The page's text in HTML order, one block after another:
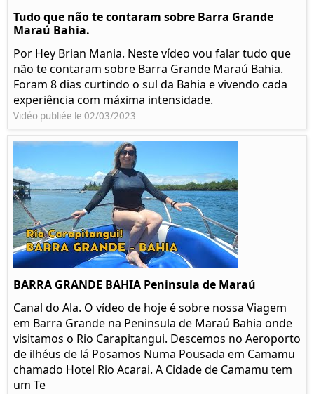
Tudo que não te contaram sobre Barra Grande
Maraú Bahia.
Por Hey Brian Mania. Neste vídeo vou falar tudo que
não te contaram sobre Barra Grande Maraú Bahia.
Foram 8 dias curtindo o sul da Bahia e vivendo cada
experiência com máxima intensidade.
Vidéo publiée le 02/03/2023
BARRA GRANDE BAHIA Peninsula de Maraú
Canal do Ala. O vídeo de hoje é sobre nossa Viagem
em Barra Grande na Peninsula de Maraú Bahia onde
visitamos o Rio Carapitangui. Descemos no Aeroporto
de ilhéus de lá Posamos Numa Pousada em Camamu
chamado Hotel Rio Acarai. A Cidade de Camamu tem
um Te